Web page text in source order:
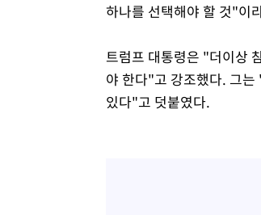
하나를 선택해야 할 것"이
트럼프 대통령은 "더이상
야 한다"고 강조했다. 그
있다"고 덧붙였다.